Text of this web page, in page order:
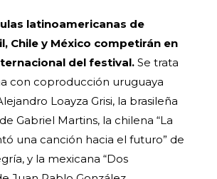
latinoamericanas de
Chile y México competirán en
del festival.Se trata
con coproducción uruguaya
Loayza Grisi, la brasileña
Gabriel Martins, la chilena “La
una canción hacia el futuro” de
y la mexicana “Dos